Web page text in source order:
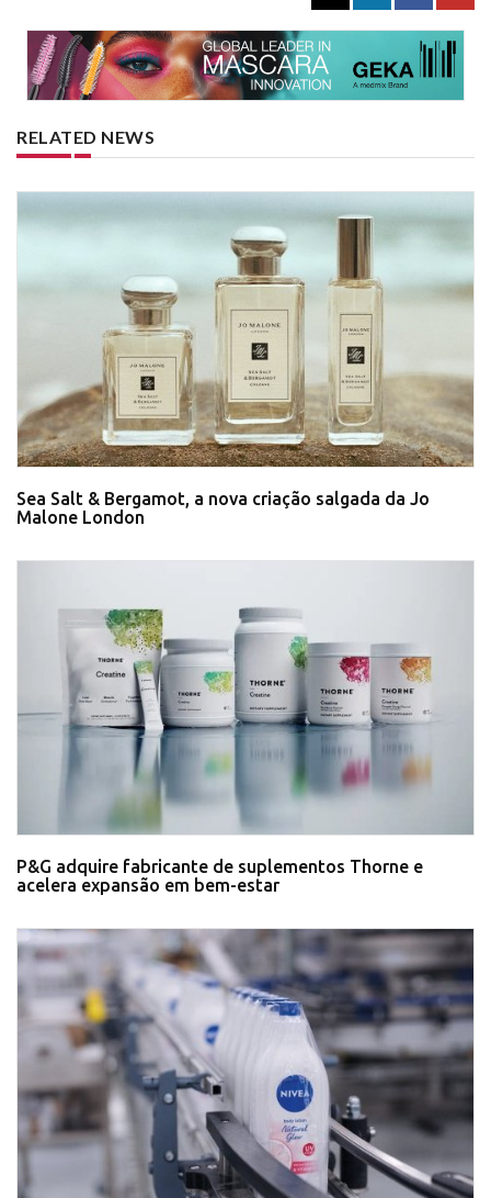
RELATED NEWS
Sea Salt & Bergamot, a nova criação salgada da Jo
Malone London
P&G adquire fabricante de suplementos Thorne e
acelera expansão em bem-estar